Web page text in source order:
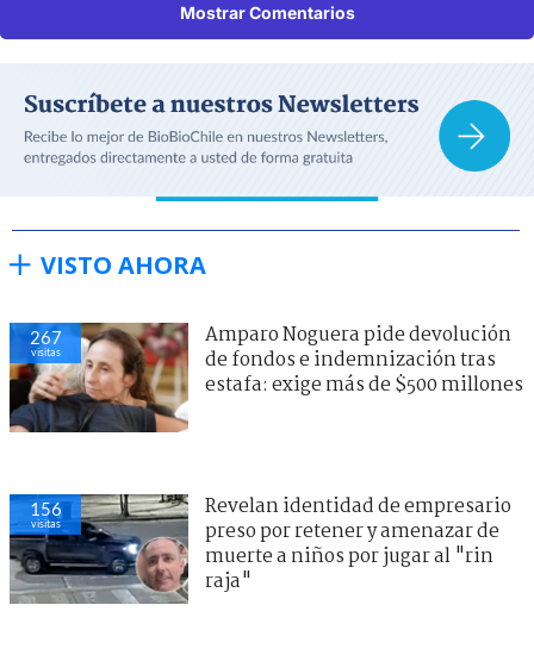
Mostrar Comentarios
VISTO AHORA
267
visitas
Amparo Noguera pide devolución
de fondos e indemnización tras
estafa: exige más de $500 millones
156
visitas
Revelan identidad de empresario
preso por retener y amenazar de
muerte a niños por jugar al "rin
raja"